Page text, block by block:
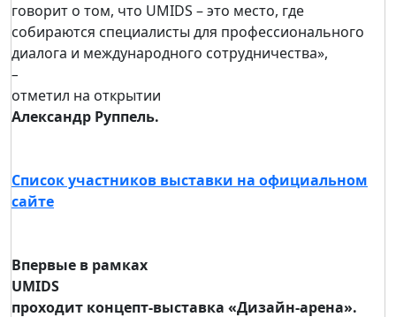
говорит о том, что UMIDS – это место, где
собираются специалисты для профессионального
диалога и международного сотрудничества»,
–
отметил на открытии
Александр Руппель.
Список участников выставки на официальном
сайте
Впервые в рамках
UMIDS
проходит концепт-выставка «Дизайн-арена».